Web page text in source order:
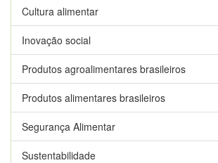
Cultura alimentar
Inovação social
Produtos agroalimentares brasileiros
Produtos alimentares brasileiros
Segurança Alimentar
Sustentabilidade